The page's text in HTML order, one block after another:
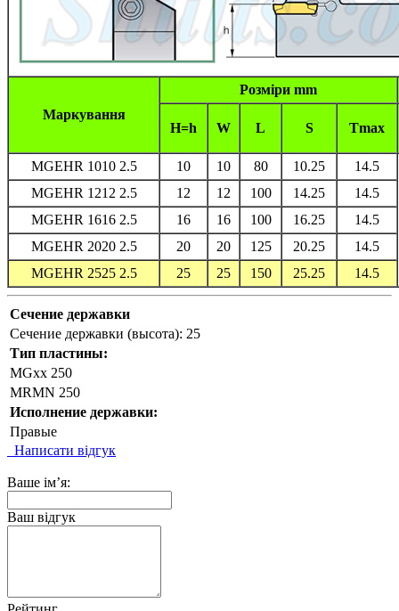
Маркування
Розміри mm
H=h W L S Tmax
MGEHR 1010 2.5 10 10 80 10.25
14.5
MGEHR 1212 2.5
12 12 100 14.25
14.5
MGEHR 1616 2.5
16 16 100 16.25
14.5
MGEHR 2020 2.5
20 20 125 20.25
14.5
MGEHR 2525 2.5
25 25 150 25.25 14.5
Сечение державки
Сечение державки (высота): 25
Тип пластины:
MGxx 250
MRMN 250
Исполнение державки:
Правые
Написати відгук
Ваше ім’я:
Ваш відгук